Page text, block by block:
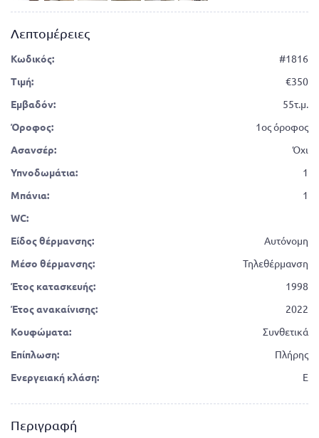
Λεπτομέρειες
Κωδικός:
#1816
Τιμή:
350
Εμβαδόν:
55τ.μ.
Όροφος:
1ος όροφος
Ασανσέρ:
Όχι
Υπνοδωμάτια:
1
Μπάνια:
1
WC:
Είδος θέρμανσης:
Αυτόνομη
Μέσο θέρμανσης:
Τηλεθέρμανση
Έτος κατασκευής:
1998
Έτος ανακαίνισης:
2022
Κουφώματα:
Συνθετικά
Επίπλωση:
Πλήρης
Ενεργειακή κλάση:
E
Περιγραφή